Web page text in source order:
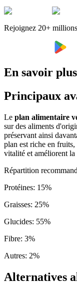
Rejoignez 20+
En savoir
Principaux
Le plan alimentaire
sur des aliments
préservant ainsi
plan est riche en
vitalité et améliorent la
Répartition
Protéines: 15%
Graisses: 25%
Glucides: 55%
Fibre: 3%
Autres: 2%
Alternatives